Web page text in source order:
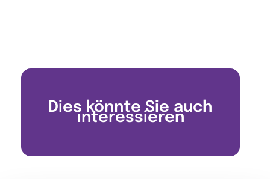
Dies könnte Sie auch
interessieren